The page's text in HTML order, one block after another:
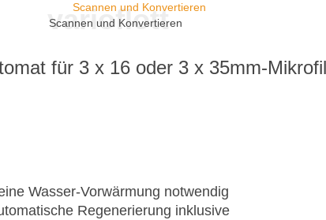
Scannen und Konvertieren
Scannen und Konvertieren
varioflott
für 3 x 16 oder 3 x 35mm-
Wasser-Vorwärmung notwendig
Regenerierung inklusive